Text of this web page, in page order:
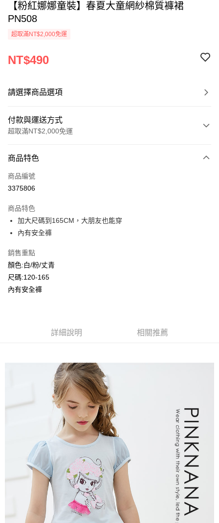
【粉紅娜娜童裝】春夏大童網紗棉質褲裙
PN508
超取滿NT$2,000免運
NT$490
請選擇商品選項
付款與運送方式
超取滿NT$2,000免運
信用卡一次付款
超商取貨付款
Apple Pay
Google Pay
ATM付款
運送方式
全家付款取貨
每筆NT$80，滿NT$2,000(含以上)免運費
每筆NT$80，滿NT$2,000(含以上)免運費
付款後7-11取貨
每筆NT$80，滿NT$2,000(含以上)免運費
每筆NT$80，滿NT$2,000(含以上)免運費
商品特色
商品編號
3375806
商品特色
加大尺碼到165CM，大朋友也能穿
內有安全褲
銷售重點
顏色:白/粉/丈青
尺碼:120-165
內有安全褲
詳細說明 相關推薦